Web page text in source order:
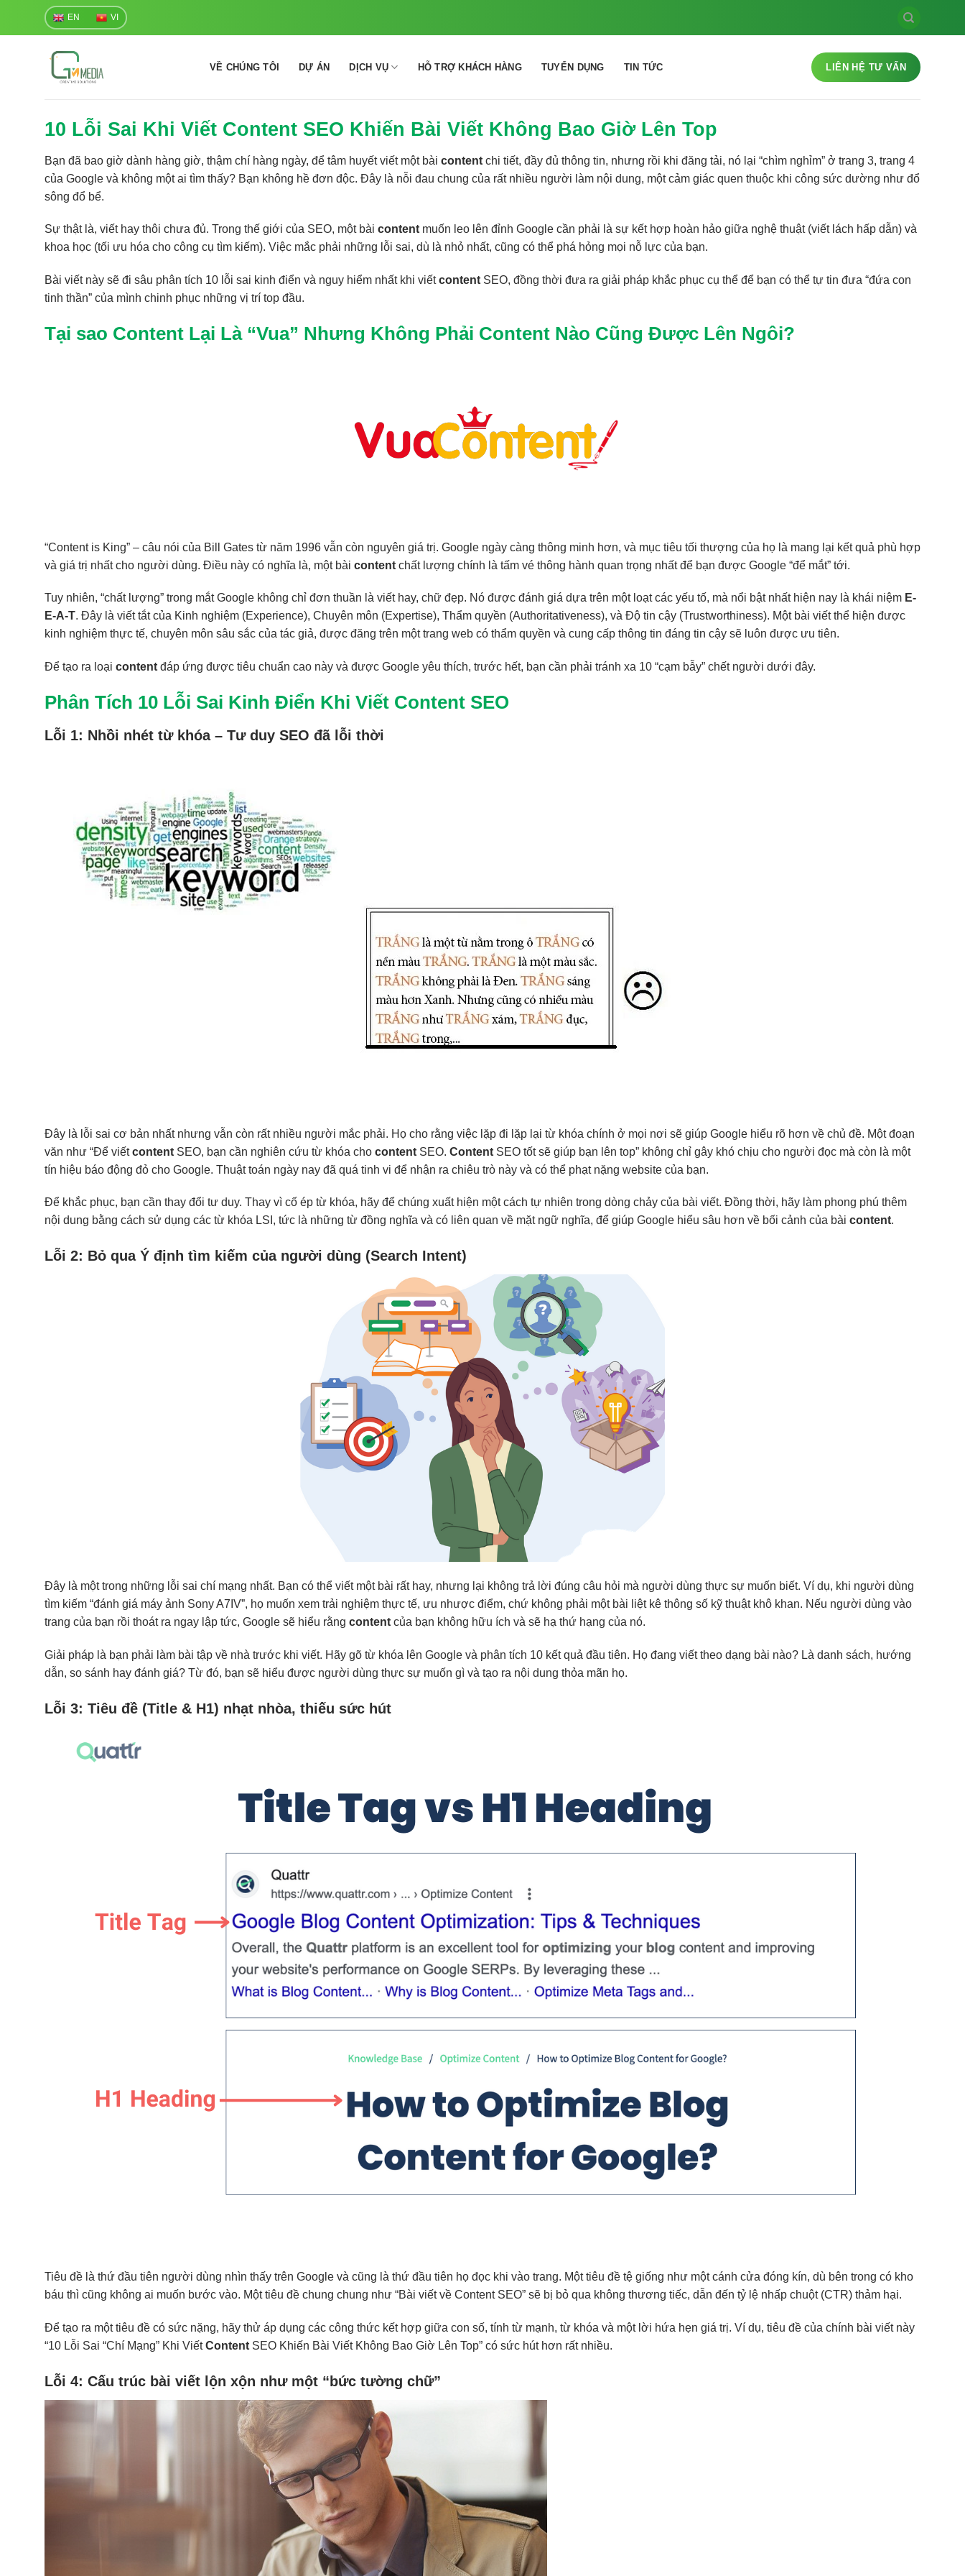
EN VI
VỀ CHÚNG TÔI DỰ ÁN DỊCH VỤ HỖ TRỢ KHÁCH HÀNG TUYỂN DỤNG TIN TỨC LIÊN HỆ TƯ VẤN
10 Lỗi Sai Khi Viết Content SEO Khiến Bài Viết Không Bao Giờ Lên Top
Bạn đã bao giờ dành hàng giờ, thậm chí hàng ngày, để tâm huyết viết một bài content chi tiết, đầy đủ thông tin, nhưng rồi khi đăng tải, nó lại “chìm nghỉm” ở trang 3, trang 4
của Google và không một ai tìm thấy? Bạn không hề đơn độc. Đây là nỗi đau chung của rất nhiều người làm nội dung, một cảm giác quen thuộc khi công sức dường như đổ
sông đổ bể.
Sự thật là, viết hay thôi chưa đủ. Trong thế giới của SEO, một bài content muốn leo lên đỉnh Google cần phải là sự kết hợp hoàn hảo giữa nghệ thuật (viết lách hấp dẫn) và
khoa học (tối ưu hóa cho công cụ tìm kiếm). Việc mắc phải những lỗi sai, dù là nhỏ nhất, cũng có thể phá hỏng mọi nỗ lực của bạn.
Bài viết này sẽ đi sâu phân tích 10 lỗi sai kinh điển và nguy hiểm nhất khi viếtcontent SEO, đồng thời đưa ra giải pháp khắc phục cụ thể để bạn có thể tự tin đưa “đứa con
tinh thần” của mình chinh phục những vị trí top đầu.
Tại sao Content Lại Là “Vua” Nhưng Không Phải Content Nào Cũng Được Lên Ngôi?
“Content is King” – câu nói của Bill Gates từ năm 1996 vẫn còn nguyên giá trị. Google ngày càng thông minh hơn, và mục tiêu tối thượng của họ là mang lại kết quả phù hợp
và giá trị nhất cho người dùng. Điều này có nghĩa là, một bài content chất lượng chính là tấm vé thông hành quan trọng nhất để bạn được Google “để mắt” tới.
Tuy nhiên, “chất lượng” trong mắt Google không chỉ đơn thuần là viết hay, chữ đẹp. Nó được đánh giá dựa trên một loạt các yếu tố, mà nổi bật nhất hiện nay là khái niệm E-
E-A-T. Đây là viết tắt của Kinh nghiệm (Experience), Chuyên môn (Expertise), Thẩm quyền (Authoritativeness), và Độ tin cậy (Trustworthiness). Một bài viết thể hiện được
kinh nghiệm thực tế, chuyên môn sâu sắc của tác giả, được đăng trên một trang web có thẩm quyền và cung cấp thông tin đáng tin cậy sẽ luôn được ưu tiên.
Để tạo ra loại content đáp ứng được tiêu chuẩn cao này và được Google yêu thích, trước hết, bạn cần phải tránh xa 10 “cạm bẫy” chết người dưới đây.
Phân Tích 10 Lỗi Sai Kinh Điển Khi Viết Content SEO
Lỗi 1: Nhồi nhét từ khóa – Tư duy SEO đã lỗi thời
Đây là lỗi sai cơ bản nhất nhưng vẫn còn rất nhiều người mắc phải. Họ cho rằng việc lặp đi lặp lại từ khóa chính ở mọi nơi sẽ giúp Google hiểu rõ hơn về chủ đề. Một đoạn
văn như “Để viếtcontent SEO, bạn cần nghiên cứu từ khóa cho content SEO. Content SEO tốt sẽ giúp bạn lên top” không chỉ gây khó chịu cho người đọc mà còn là một
tín hiệu báo động đỏ cho Google. Thuật toán ngày nay đã quá tinh vi để nhận ra chiêu trò này và có thể phạt nặng website của bạn.
Để khắc phục, bạn cần thay đổi tư duy. Thay vì cố ép từ khóa, hãy để chúng xuất hiện một cách tự nhiên trong dòng chảy của bài viết. Đồng thời, hãy làm phong phú thêm
nội dung bằng cách sử dụng các từ khóa LSI, tức là những từ đồng nghĩa và có liên quan về mặt ngữ nghĩa, để giúp Google hiểu sâu hơn về bối cảnh của bài content.
Lỗi 2: Bỏ qua Ý định tìm kiếm của người dùng (Search Intent)
Đây là một trong những lỗi sai chí mạng nhất. Bạn có thể viết một bài rất hay, nhưng lại không trả lời đúng câu hỏi mà người dùng thực sự muốn biết. Ví dụ, khi người dùng
tìm kiếm “đánh giá máy ảnh Sony A7IV”, họ muốn xem trải nghiệm thực tế, ưu nhược điểm, chứ không phải một bài liệt kê thông số kỹ thuật khô khan. Nếu người dùng vào
trang của bạn rồi thoát ra ngay lập tức, Google sẽ hiểu rằng content của bạn không hữu ích và sẽ hạ thứ hạng của nó.
Giải pháp là bạn phải làm bài tập về nhà trước khi viết. Hãy gõ từ khóa lên Google và phân tích 10 kết quả đầu tiên. Họ đang viết theo dạng bài nào? Là danh sách, hướng
dẫn, so sánh hay đánh giá? Từ đó, bạn sẽ hiểu được người dùng thực sự muốn gì và tạo ra nội dung thỏa mãn họ.
Lỗi 3: Tiêu đề (Title & H1) nhạt nhòa, thiếu sức hút
Tiêu đề là thứ đầu tiên người dùng nhìn thấy trên Google và cũng là thứ đầu tiên họ đọc khi vào trang. Một tiêu đề tệ giống như một cánh cửa đóng kín, dù bên trong có kho
báu thì cũng không ai muốn bước vào. Một tiêu đề chung chung như “Bài viết về Content SEO” sẽ bị bỏ qua không thương tiếc, dẫn đến tỷ lệ nhấp chuột (CTR) thảm hại.
Để tạo ra một tiêu đề có sức nặng, hãy thử áp dụng các công thức kết hợp giữa con số, tính từ mạnh, từ khóa và một lời hứa hẹn giá trị. Ví dụ, tiêu đề của chính bài viết này
“10 Lỗi Sai “Chí Mạng” Khi ViếtContent SEO Khiến Bài Viết Không Bao Giờ Lên Top” có sức hút hơn rất nhiều.
Lỗi 4: Cấu trúc bài viết lộn xộn như một “bức tường chữ”